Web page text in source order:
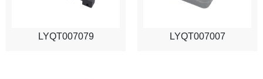
LYQT007079 LYQT007007